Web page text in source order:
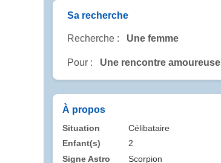
Sa recherche
Recherche : Une femme
Pour : Une rencontre amoureuse
À propos
Situation
Célibataire
Enfant(s)
2
Signe Astro
Scorpion